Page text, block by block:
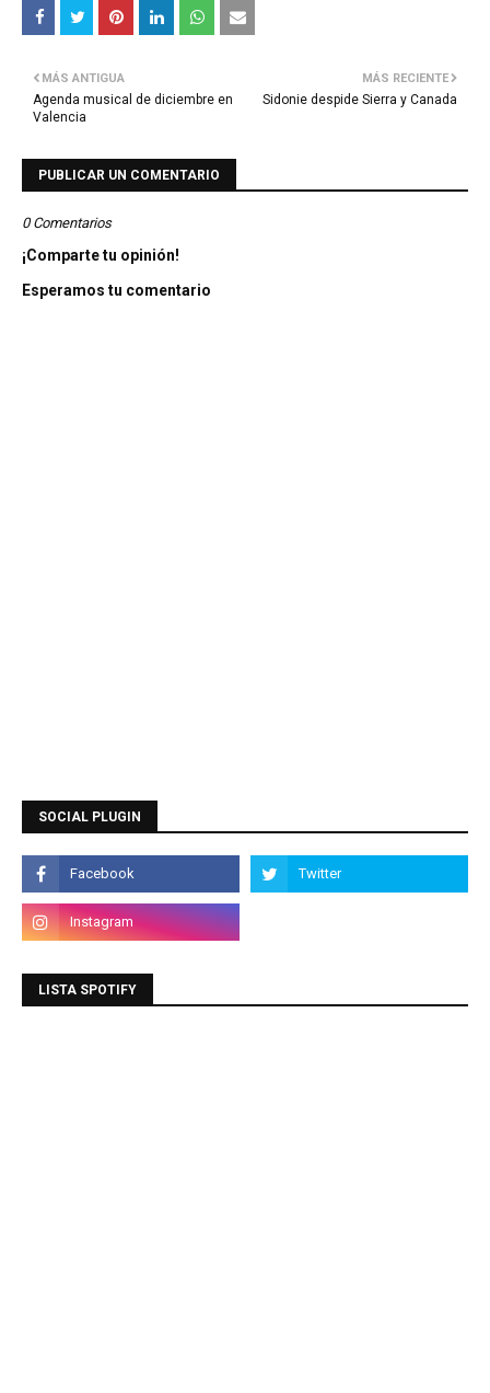
MÁS RECIENTE
Sidonie despide Sierra y Canada
MÁS ANTIGUA
Agenda musical de diciembre en
Valencia
PUBLICAR UN COMENTARIO
0 Comentarios
¡Comparte tu opinión!
Esperamos tu comentario
SOCIAL PLUGIN
LISTA SPOTIFY